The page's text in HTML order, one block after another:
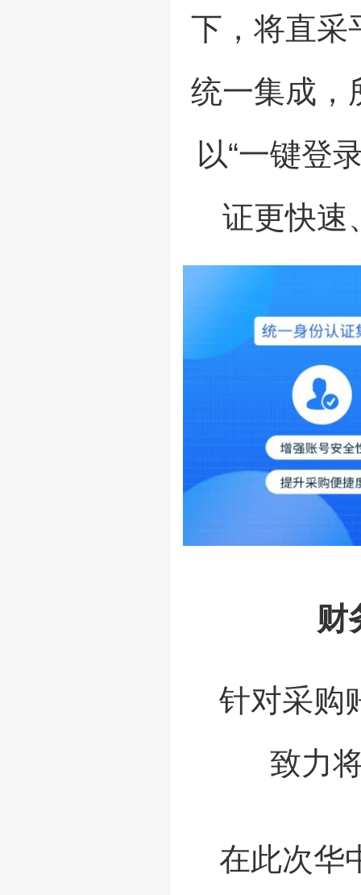
下，将直采
统一集成，
以“一键登
证更快速
财
针对采购
致力
在此次华